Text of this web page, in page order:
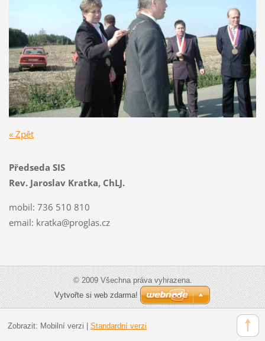
« Zpět
Předseda SIS
Rev. Jaroslav Kratka, ChLJ.
mobil: 736 510 810
email: kratka@proglas.cz
© 2009 Všechna práva vyhrazena.
Vytvořte si web zdarma!
Zobrazit: Mobilní verzi Standardní verzi